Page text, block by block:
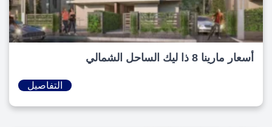
أسعار مارينا 8 ذا ليك الساحل الشمالي
التفاصيل